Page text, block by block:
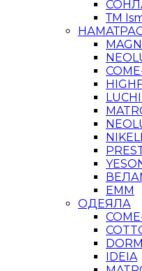
ТМ
ЕММ
ОДЕЯЛА
IDEIA